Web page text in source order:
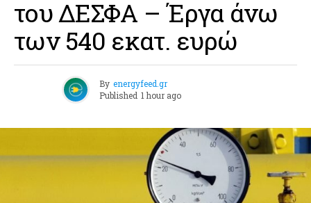
του ΔΕΣΦΑ – Έργα άνω
των 540 εκατ. ευρώ
By energyfeed.gr
Published 1 hour ago